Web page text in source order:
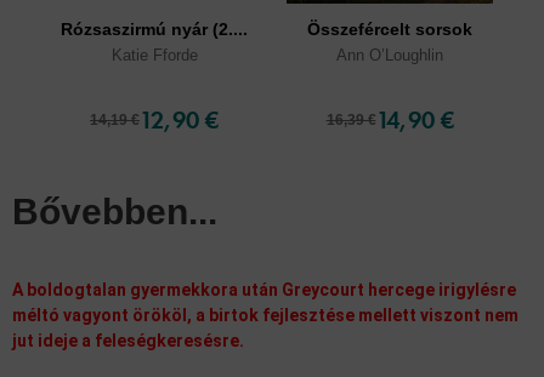
Rózsaszirmú nyár (2....
Katie Fforde
14,19 €12,90 €
Összefércelt sorsok
Ann O’Loughlin
16,39 € 14,90 €
Bővebben...
A boldogtalan gyermekkora után Greycourt hercege irigylésre
méltó vagyont örököl, a birtok fejlesztése mellett viszont nem
jut ideje a feleségkeresésre.